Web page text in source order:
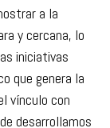
y cercana, lo
iniciativas
genera la
vínculo con
desarrollamos